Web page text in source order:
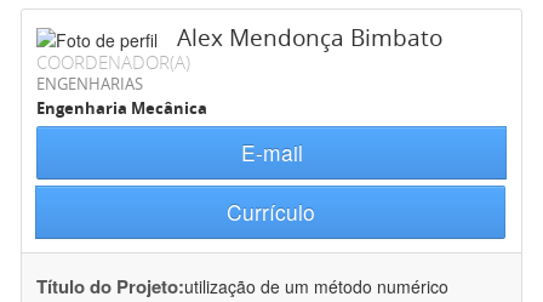
Alex Mendonça Bimbato
COORDENADOR(A)
ENGENHARIAS
Engenharia Mecânica
E-mail
Currículo
Título do Projeto:utilização de um método numérico